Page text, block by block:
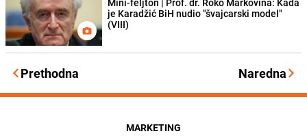
je Karadžić BiH nudio "švajcarski model"
(VIII)
Prethodna Naredna
MARKETING